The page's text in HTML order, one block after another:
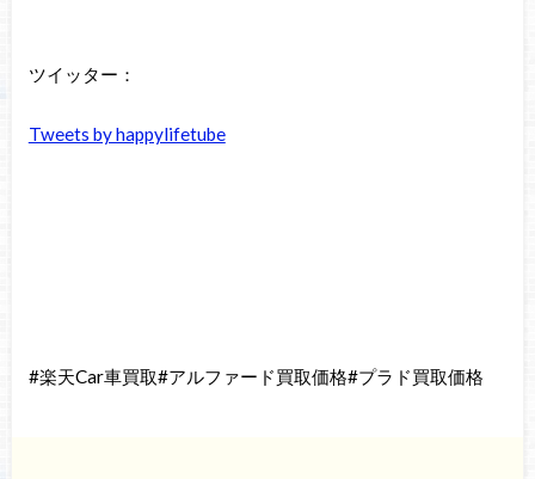
ツイッター：
Tweets by happylifetube
#楽天Car車買取#アルファード買取価格#プラド買取価格